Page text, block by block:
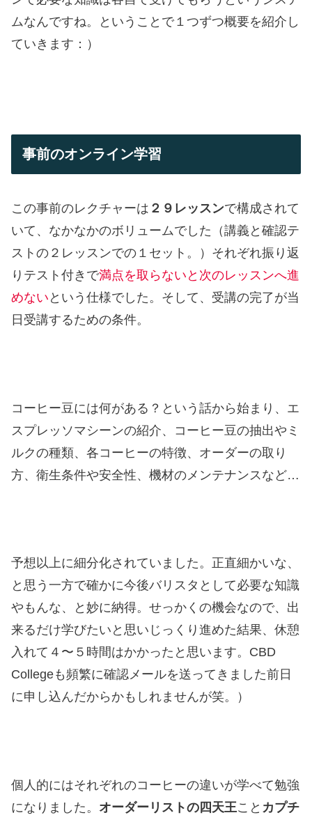
ムなんですね。ということで１つずつ概要を紹介し
ていきます：）
事前のオンライン学習
この事前のレクチャーは ２９レッスンで構成されて
いて、なかなかのボリュームでした（講義と確認テ
ストの２レッスンでの１セット。）それぞれ振り返
りテスト付きで満点を取らないと次のレッスンへ進
めない という仕様でした。そして、受講の完了が当
日受講するための条件。
コーヒー豆には何がある？という話から始まり、エ
スプレッソマシーンの紹介、コーヒー豆の抽出やミ
ルクの種類、各コーヒーの特徴、オーダーの取り
方、衛生条件や安全性、機材のメンテナンスなど…
予想以上に細分化されていました。正直細かいな、
と思う一方で確かに今後バリスタとして必要な知識
やもんな、と妙に納得。せっかくの機会なので、出
来るだけ学びたいと思いじっくり進めた結果、休憩
入れて４〜５時間はかかったと思います。CBD
Collegeも頻繁に確認メールを送ってきました前日
に申し込んだからかもしれませんが笑。）
個人的にはそれぞれのコーヒーの違いが学べて勉強
になりました。 オーダーリストの四天王こと カプチ